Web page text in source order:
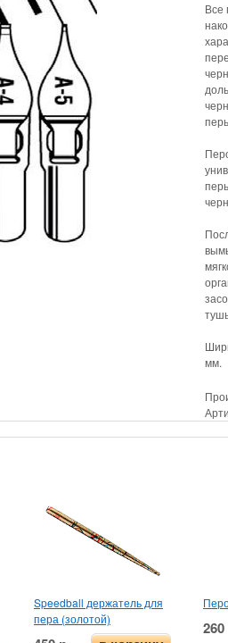
Все
мм.
Speedball держатель для
пера (золотой)